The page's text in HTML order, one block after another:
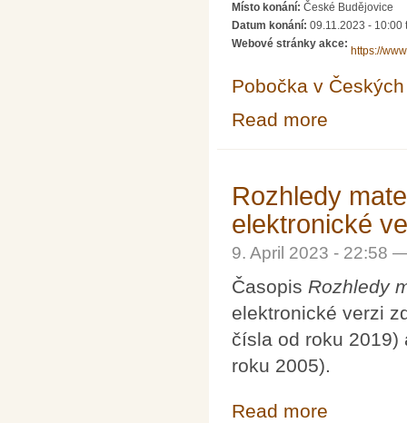
Místo konání: České Budějovice
Datum konání: 09.11.2023 - 10:00
Webové stránky akce:
https://
Pobočka v
Read more
Rozhledy
elektronické
9. April 2023 - 22:58
Časopis Rozhledy
elektronické verzi
čísla od roku
roku 2005).
Read more